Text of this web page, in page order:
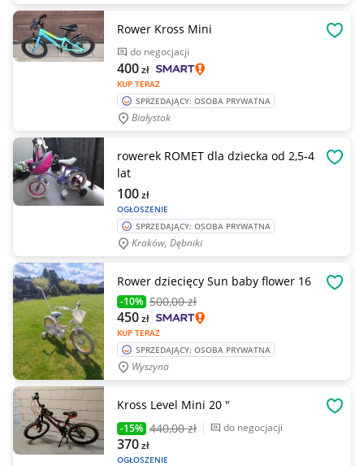
Rower Kross Mini
do negocjacji
KUP TERAZ
400zł
SPRZEDAJĄCY: OSOBA PRYWATNA
Białystok
rowerek ROMET dla dziecka od 2,5-4
lat
OGŁOSZENIE
100zł
SPRZEDAJĄCY: OSOBA PRYWATNA
Kraków, Dębniki
Rower dziecięcy Sun baby flower 16
-10% 500,00 zł
KUP TERAZ
450zł
SPRZEDAJĄCY: OSOBA PRYWATNA
Wyszyna
Kross Level Mini 20 "
-15% 440,00 zł do negocjacji
OGŁOSZENIE
370zł